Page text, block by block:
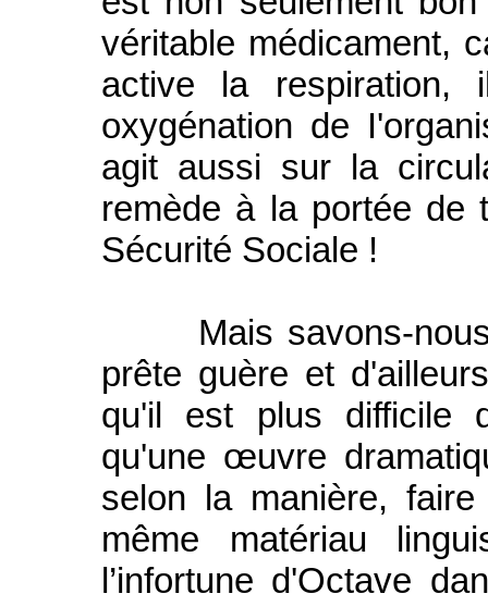
véritable médicament,
active la respiration,
oxygénation de
agit aussi sur la
remède à la portée
Sécurité Sociale !
Mais savons-nous
prête guère et
qu'il est plus difficile
qu'une œuvre
selon la manière,
même matériau
l’infortune d'Octave